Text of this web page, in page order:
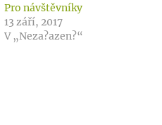
Pro návštěvníky
13 září, 2017
V „Neza?azen?“